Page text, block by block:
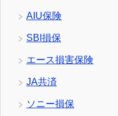
AIU保険
SBI損保
エース損害保険
JA共済
ソニー損保